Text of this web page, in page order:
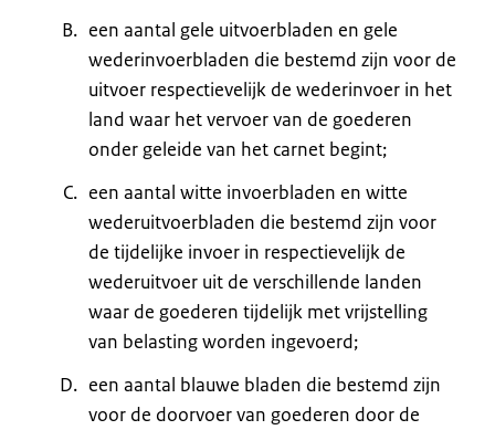
een aantal gele uitvoerbladen en gele
wederinvoerbladen die bestemd zijn voor de
uitvoer respectievelijk de wederinvoer in het
land waar het vervoer van de goederen
onder geleide van het carnet begint;
een aantal witte invoerbladen en witte
wederuitvoerbladen die bestemd zijn voor
de tijdelijke invoer in respectievelijk de
wederuitvoer uit de verschillende landen
waar de goederen tijdelijk met vrijstelling
van belasting worden ingevoerd;
een aantal blauwe bladen die bestemd zijn
voor de doorvoer van goederen door de